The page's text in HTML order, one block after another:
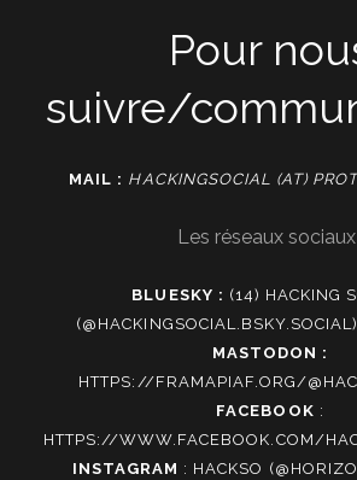
Pour
suivre/
MAIL : HACKINGSOCIAL (AT)
Les réseaux sociaux
BLUESKY : (14) HACKING
MASTODON :
HTTPS://FRAMAPIAF.ORG/
FACEBOOK :
HTTPS://WWW.FACEBOOK.COM/
INSTAGRAM : HACKSO